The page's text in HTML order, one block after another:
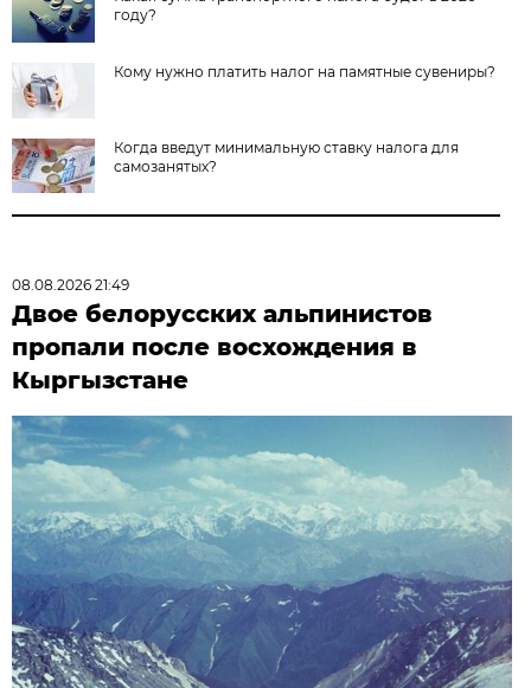
году?
Кому нужно платить налог на памятные сувениры?
Когда введут минимальную ставку налога для
самозанятых?
08.08.2026 21:49
Двое белорусских альпинистов
пропали после восхождения в
Кыргызстане